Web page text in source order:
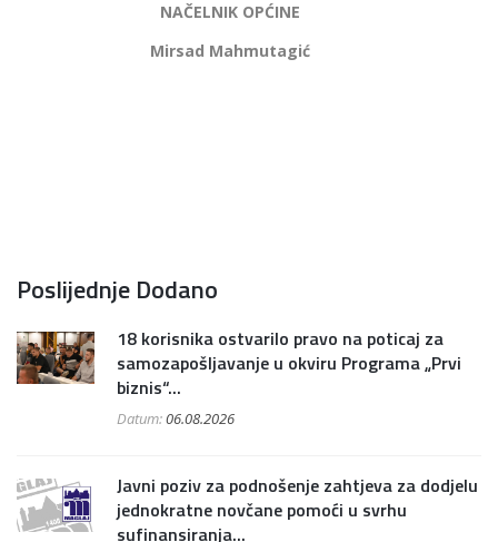
NAČELNIK OPĆINE
Mirsad Mahmutagić
Poslijednje Dodano
18 korisnika ostvarilo pravo na poticaj za
samozapošljavanje u okviru Programa „Prvi
biznis“...
Datum:06.08.2026
Javni poziv za podnošenje zahtjeva za dodjelu
jednokratne novčane pomoći u svrhu
sufinansiranja...